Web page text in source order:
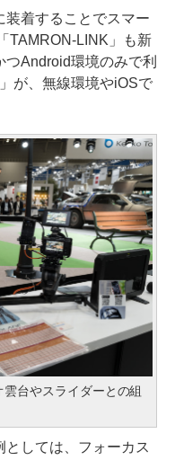
装着することでスマー
TAMRON-LINK」も新
Android環境のみで利
が、無線環境やiOSで
台やスライダーとの組
としては、フォーカス